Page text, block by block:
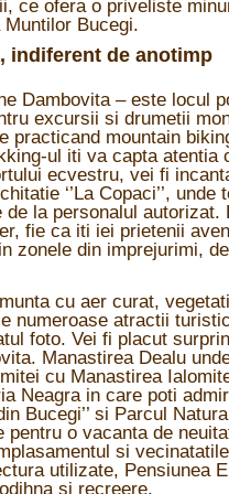
ce ofera o priveliste
Bucegi.
indiferent de anotimp
Dambovita – este locul
excursii si drumetii
practicand mountain
ul iti va capta atentia
ecvestru, vei fi
‘’La Copaci’’,
de la personalul
fie ca iti iei prietenii
zonele din imprejurimi,
cu aer curat,
numeroase atractii
foto. Vei fi placut
Manastirea Dealu
cu Manastirea
Neagra in care poti
Bucegi’’ si Parcul
pentru o vacanta de
si
utilizate, Pensiunea
si recreere.